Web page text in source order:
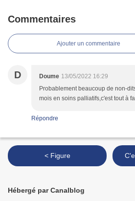
Commentaires
Ajouter un commentaire
D Doume 13/05/2022 16:29
Probablement beaucoup de non-
mois en soins palliatifs,c'est tout à
Répondre
< Figure
Hébergé par Canalblog